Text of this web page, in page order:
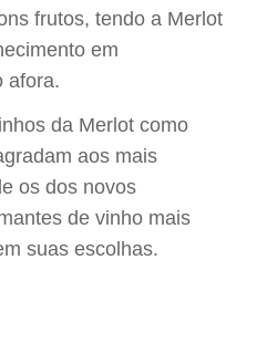
frutos, tendo a Merlot
em
afora.
da Merlot como
aos mais
os dos novos
de vinho mais
suas escolhas.